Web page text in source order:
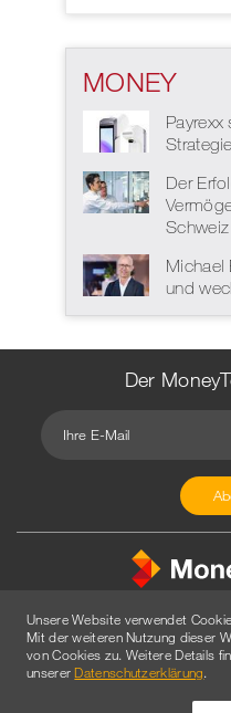
MONEY
Payrexx
Der
Schweiz
Michael
und
Der
Kontakt Redaktion
Unsere Website verwendet
Mit der weiteren Nutzung dieser
von Cookies zu. Weitere Details
unsererDatenschutzerklärung.